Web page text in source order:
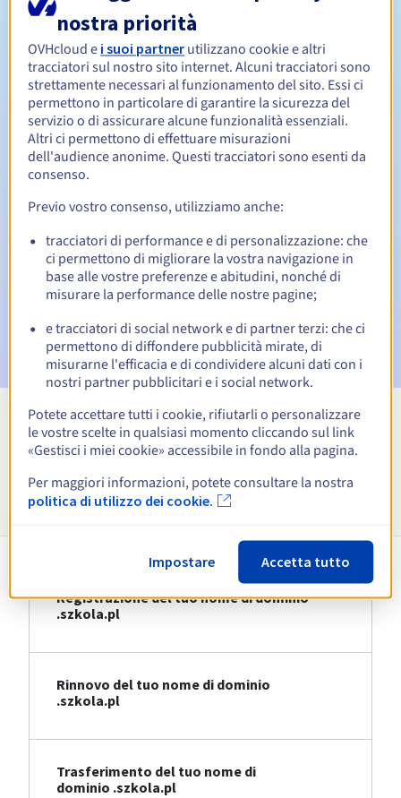
Periodo di rinnovo
Redemption period
Notifiche automatiche:
Email di notifica:60, 30, 15, 7 e 3 giorni prima della
Email il giorno della scadenzaper notificare la
sospensione del nome di dominio
Email dopo il Redemption Grace Period
per notificare la
cancellazione del nome di dominio
Visualizza tutte le estensioni
Informazioni su .szkola.pl
Registrazione del tuo nome di dominio
.szkola.pl
Rinnovo del tuo nome di dominio
.szkola.pl
Trasferimento del tuo nome di
dominio .szkola.pl
nostra priorità
OVHcloud e i suoi partner utilizzano cookie e altri
tracciatori sul nostro sito internet. Alcuni tracciatori sono
strettamente necessari al funzionamento del sito. Essi ci
permettono in particolare di garantire la sicurezza del
servizio o di assicurare alcune funzionalità essenziali.
Altri ci permettono di effettuare misurazioni
dell'audience anonime. Questi tracciatori sono esenti da
consenso.
Previo vostro consenso, utilizziamo anche:
tracciatori di performance e di personalizzazione: che
ci permettono di migliorare la vostra navigazione in
base alle vostre preferenze e abitudini, nonché di
misurare la performance delle nostre pagine;
e tracciatori di social network e di partner terzi: che ci
permettono di diffondere pubblicità mirate, di
misurarne l'efficacia e di condividere alcuni dati con i
nostri partner pubblicitari e i social network.
Potete accettare tutti i cookie, rifiutarli o personalizzare
le vostre scelte in qualsiasi momento cliccando sul link
«Gestisci i miei cookie» accessibile in fondo alla pagina.
Per maggiori informazioni, potete consultare la nostra
politica di utilizzo dei cookie.
Impostare Accetta tutto